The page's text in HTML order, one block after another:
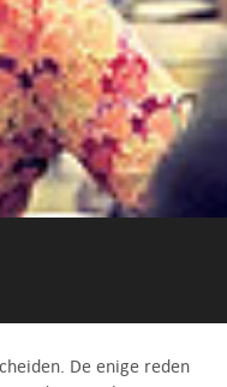
De enige reden